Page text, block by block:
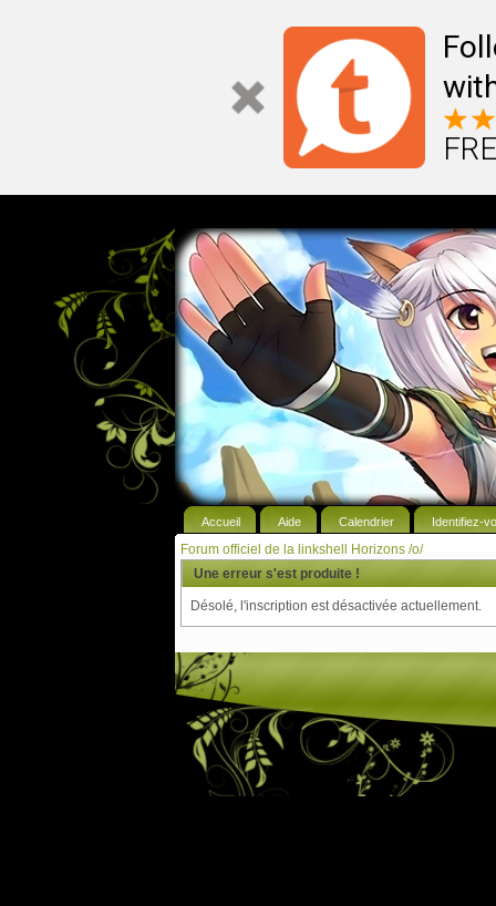
Accueil Aide Calendrier Identifiez-
Forum officiel de la linkshell Horizons /o/
Une erreur s'est produite !
Désolé, l'inscription est désactivée actuellement.